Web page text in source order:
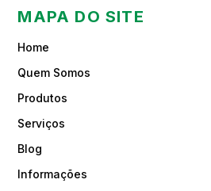
MAPA DO SITE
Home
Quem Somos
Produtos
Serviços
Blog
Informações